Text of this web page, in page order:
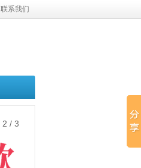
联系我们
3 / 3